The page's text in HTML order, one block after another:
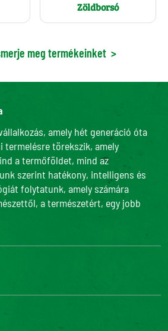
Zöldborsó
meg termékeinket >
amely hét generáció óta
termelésre törekszik, amely
a termőföldet, mind az
szerint hatékony, intelligens és
folytatunk, amely számára
a természetért, egy jobb